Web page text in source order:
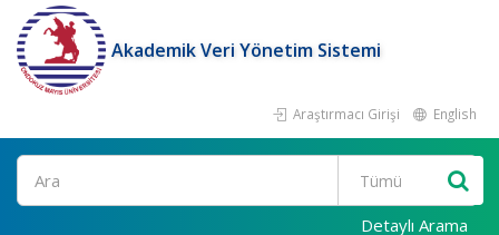
Akademik Veri Yönetim Sistemi
Araştırmacı Girişi English
Ara
Detaylı Arama